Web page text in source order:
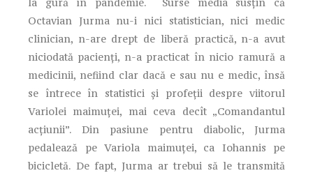
Octavian Jurma nu-i nici statistician, nici medic
clinician, n-are drept de liberă practică, n-a avut
niciodată pacienţi, n-a practicat în nicio ramură a
medicinii, nefiind clar dacă e sau nu e medic, însă
se întrece în statistici şi profeţii despre viitorul
Variolei maimuţei, mai ceva decît „Comandantul
acţiunii”. Din pasiune pentru diabolic, Jurma
pedalează pe Variola maimuţei, ca Iohannis pe
bicicletă. De fapt, Jurma ar trebui să le transmită